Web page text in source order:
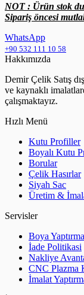
NOT : Ürün stok
Sipariş öncesi
WhatsApp
+90 532 111 10 58
Hakkımızda
Demir Çelik Satış
ve kaynaklı
çalışmaktayız.
Hızlı Menü
Kutu Profiller
Boyalı Kutu
Borular
Çelik Hasırlar
Siyah Sac
Üretim &
Servisler
Boya
İade Politikasi
Nakliye
CNC Plazma
İmalat